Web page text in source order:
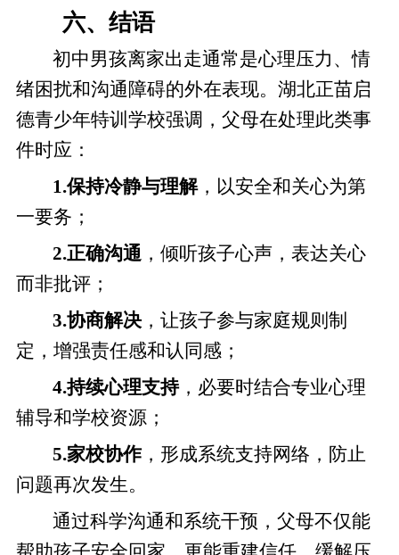
六、结语
初中男孩离家出走通常是心理压力、情
绪困扰和沟通障碍的外在表现。湖北正苗启
德青少年特训学校强调，父母在处理此类事
件时应：
1.保持冷静与理解，以安全和关心为第
一要务；
2.正确沟通 ，倾听孩子心声，表达关心
而非批评；
3.协商解决 ，让孩子参与家庭规则制
定，增强责任感和认同感；
4.持续心理支持，必要时结合专业心理
辅导和学校资源；
5.家校协作，形成系统支持网络，防止
问题再次发生。
通过科学沟通和系统干预，父母不仅能